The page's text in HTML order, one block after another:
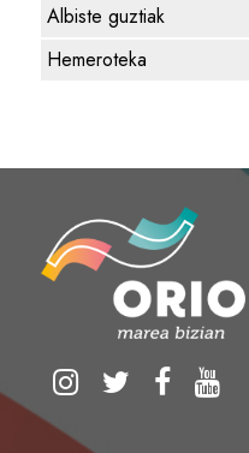
Albiste guztiak
Hemeroteka